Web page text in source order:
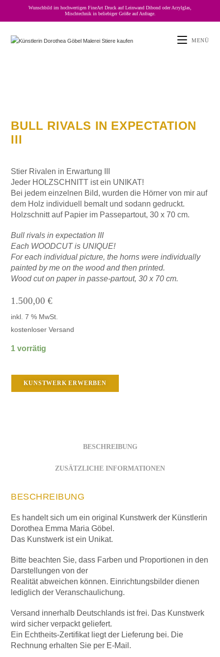
Wunschbild im hochwertigen FineArt Druck auf Leinwand Dibond oder Acrylglas,
Mischtechnik in beliebiger Größe auf Anfrage.
MENÜ
BULL RIVALS IN EXPECTATION
III
Stier Rivalen in Erwartung III
Jeder HOLZSCHNITT ist ein UNIKAT!
Bei jedem einzelnen Bild, wurden die Hörner von mir auf
dem Holz individuell bemalt und sodann gedruckt.
Holzschnitt auf Papier im Passepartout, 30 x 70 cm.
Bull rivals in expectation III
Each WOODCUT is UNIQUE!
For each individual picture, the horns were individually
painted by me on the wood and then printed.
Wood cut on paper in passe-partout, 30 x 70 cm.
1.500,00€
inkl. 7 % MwSt.
kostenloser Versand
1 vorrätig
KUNSTWERK ERWERBEN
BESCHREIBUNG
ZUSÄTZLICHE INFORMATIONEN
BESCHREIBUNG
Es handelt sich um ein original Kunstwerk der Künstlerin
Dorothea Emma Maria Göbel.
Das Kunstwerk ist ein Unikat.
Bitte beachten Sie, dass Farben und Proportionen in den
Darstellungen von der
Realität abweichen können. Einrichtungsbilder dienen
lediglich der Veranschaulichung.
Versand innerhalb Deutschlands ist frei. Das Kunstwerk
wird sicher verpackt geliefert.
Ein Echtheits-Zertifikat liegt der Lieferung bei. Die
Rechnung erhalten Sie per E-Mail.